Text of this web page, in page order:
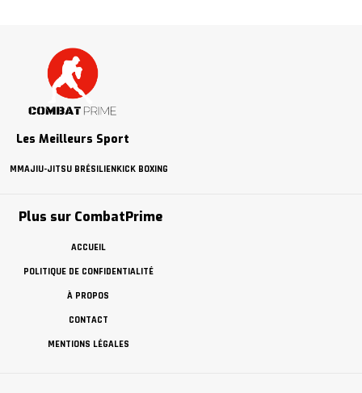
Les Meilleurs Sport
MMAJIU-JITSU BRÉSILIENKICK BOXING
Plus sur CombatPrime
ACCUEIL
POLITIQUE DE CONFIDENTIALITÉ
À PROPOS
CONTACT
MENTIONS LÉGALES